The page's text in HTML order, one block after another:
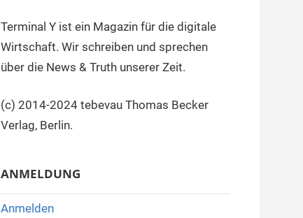
Terminal Y ist ein Magazin für die digitale
Wirtschaft. Wir schreiben und sprechen
über die News & Truth unserer Zeit.
(c) 2014-2024 tebevau Thomas Becker
Verlag, Berlin.
ANMELDUNG
Anmelden